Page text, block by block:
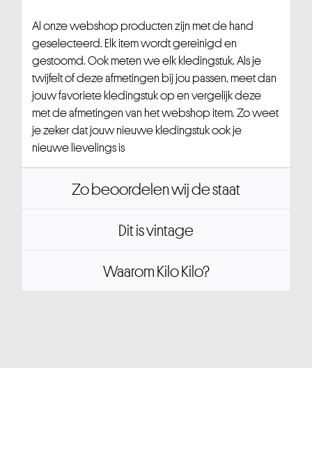
Al onze webshop producten zijn met de hand
geselecteerd. Elk item wordt gereinigd en
gestoomd. Ook meten we elk kledingstuk. Als je
twijfelt of deze afmetingen bij jou passen, meet dan
jouw favoriete kledingstuk op en vergelijk deze
met de afmetingen van het webshop item. Zo weet
je zeker dat jouw nieuwe kledingstuk ook je
nieuwe lievelings is
Zo beoordelen wij de staat
Dit is vintage
Waarom Kilo Kilo?